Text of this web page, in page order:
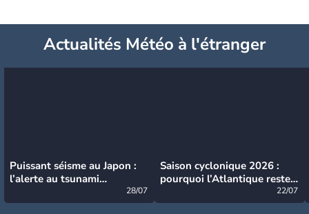
Actualités Météo à l'étranger
Puissant séisme au Japon :
l’alerte au tsunami
28/07
Saison cyclonique 2026 :
pourquoi l’Atlantique reste
22/07